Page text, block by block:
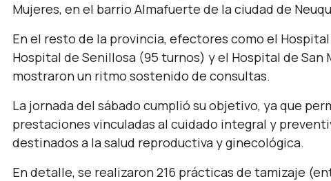
Mujeres, en el barrio Almafuerte de la ciudad de
En el resto de la provincia, efectores como el
Hospital de Senillosa (95 turnos) y el Hospital de
mostraron un ritmo sostenido de consultas.
La jornada del sábado cumplió su objetivo, ya que
prestaciones vinculadas al cuidado integral y
destinados a la salud reproductiva y ginecológica.
En detalle, se realizaron 216 prácticas de tamizaje